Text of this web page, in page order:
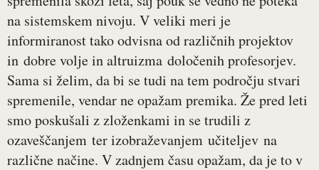
na sistemskem nivoju. V veliki meri je
informiranost tako odvisna od različnih projektov
in dobre volje in altruizma določenih profesorjev.
Sama si želim, da bi se tudi na tem področju stvari
spremenile, vendar ne opažam premika. Že pred leti
smo poskušali z zloženkami in se trudili z
ozaveščanjem ter izobraževanjem učiteljev na
različne načine. V zadnjem času opažam, da je to v